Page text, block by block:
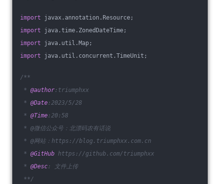
import javax.annotation.Resource;
import java.time.ZonedDateTime;
import java.util.Map;
import java.util.concurrent.TimeUnit;
/**
* @author:triumphxx
* @Date:2023/5/28
* @Time:20:58
* @微信公众号：北漂码农有话说
* @网站：https://blog.triumphxx.com.cn
* @GitHub https://github.com/triumphxx
* @Desc: 文件上传
**/